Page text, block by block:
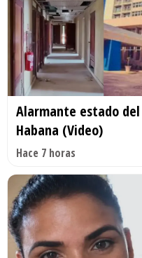
Alarmante estado
Habana (Video)
Hace 7 horas